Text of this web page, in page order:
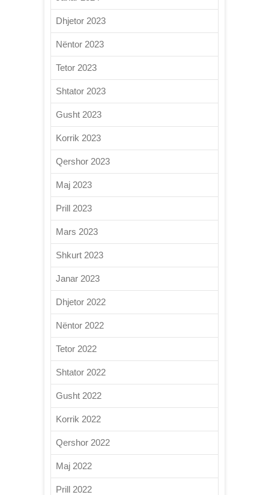
Dhjetor 2023
Nëntor 2023
Tetor 2023
Shtator 2023
Gusht 2023
Korrik 2023
Qershor 2023
Maj 2023
Prill 2023
Mars 2023
Shkurt 2023
Janar 2023
Dhjetor 2022
Nëntor 2022
Tetor 2022
Shtator 2022
Gusht 2022
Korrik 2022
Qershor 2022
Maj 2022
Prill 2022